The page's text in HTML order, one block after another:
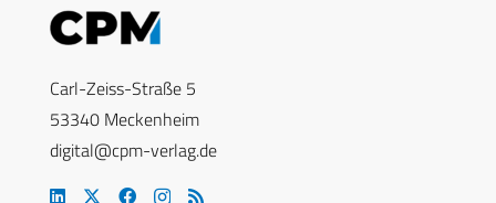
Carl-Zeiss-Straße 5
53340 Meckenheim
digital@cpm-verlag.de